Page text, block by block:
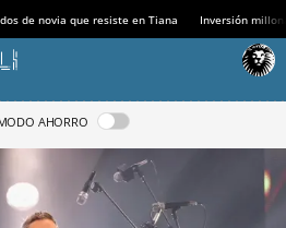
de novia que resiste en Tiana Inversión
AHORRO